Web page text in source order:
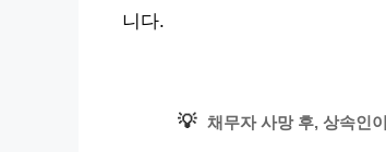
니다.
💡 채무자 사망 후, 상속인